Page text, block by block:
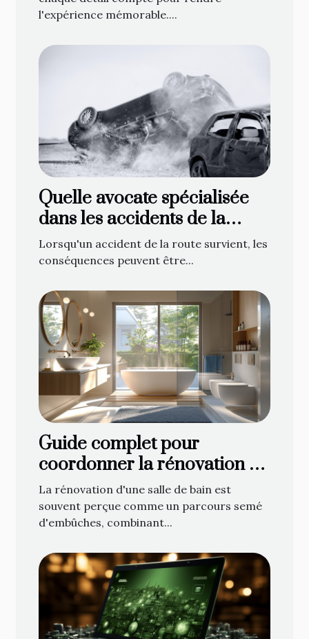
l'expérience mémorable....
Quelle avocate spécialisée
dans les accidents de la
route contacter à Gap ?
Lorsqu'un accident de la route survient, les
conséquences peuvent être...
Guide complet pour
coordonner la rénovation de
votre salle de bain : de la
planification à la décoration
La rénovation d'une salle de bain est
souvent perçue comme un parcours semé
d'embûches, combinant...